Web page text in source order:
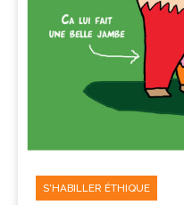
S'HABILLER ÉTHIQUE